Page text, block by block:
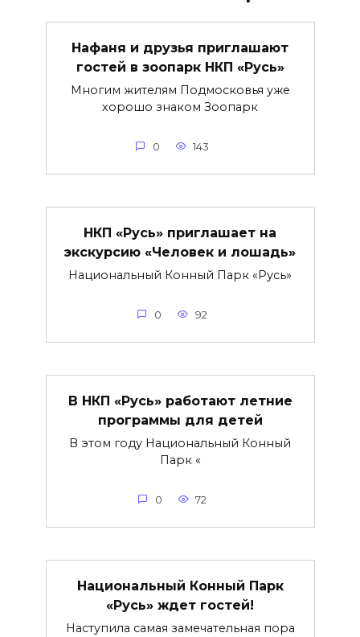
Нафаня и друзья приглашают
гостей в зоопарк НКП «Русь»
Многим жителям Подмосковья уже
хорошо знаком Зоопарк
0 143
НКП «Русь» приглашает на
экскурсию «Человек и лошадь»
Национальный Конный Парк «Русь»
0 92
В НКП «Русь» работают летние
программы для детей
В этом году Национальный Конный
Парк «
0 72
Национальный Конный Парк
«Русь» ждет гостей!
Наступила самая замечательная пора